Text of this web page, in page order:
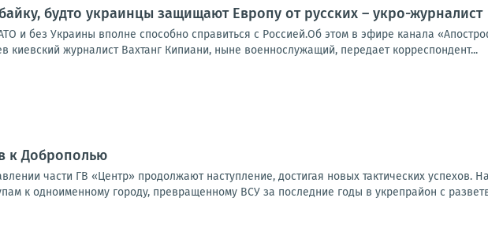
будто украинцы защищают Европу от русских – укро-журналист
и без Украины вполне способно справиться с Россией.Об этом в эфире канала
киевский журналист Вахтанг Кипиани, ныне военнослужащий, передает корреспондент...
к Доброполью
части ГВ «Центр» продолжают наступление, достигая новых тактических успехов.
к одноименному городу, превращенному ВСУ за последние годы в укрепрайон с